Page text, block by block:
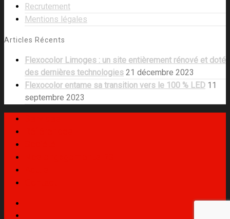
Recrutement
Mentions légales
Articles Récents
Flexocolor Limoges : un site entièrement rénové et doté
des dernières technologies 21 décembre 2023
Flexocolor entame sa transition vers le 100 % LED 11
septembre 2023